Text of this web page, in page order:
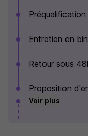
Entretien en
Retour sous
Proposition
Voir plus